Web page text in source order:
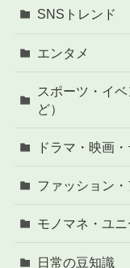
SNSトレンド
エンタメ
スポーツ・イ
ど）
ドラマ・映画
ファッション
モノマネ・ユ
日常の豆知識